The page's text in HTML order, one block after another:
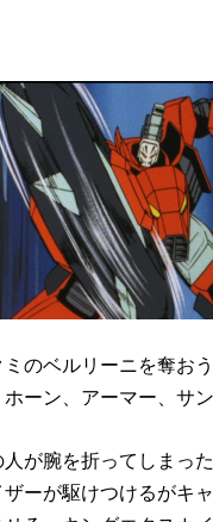
のベルリーニを奪お
ーン、アーマー、サ
が腕を折ってしまっ
ーが駆けつけるがキ